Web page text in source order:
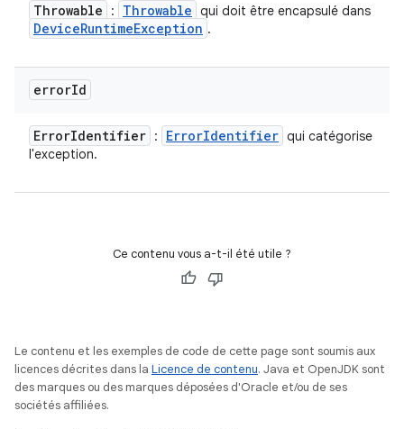
Throwable : Throwable qui doit être encapsulé dans
DeviceRuntimeException .
errorId
ErrorIdentifier : ErrorIdentifier qui catégorise
l'exception.
Ce contenu vous a-t-il été utile ?
Le contenu et les exemples de code de cette page sont soumis aux
licences décrites dans la Licence de contenu. Java et OpenJDK sont
des marques ou des marques déposées d'Oracle et/ou de ses
sociétés affiliées.